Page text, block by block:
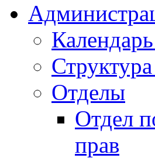
Отделы
Отдел
прав